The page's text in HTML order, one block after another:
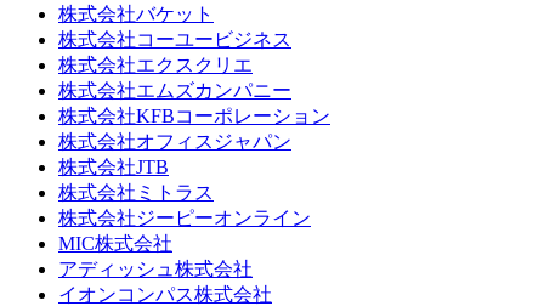
株式会社バケット
株式会社コーユービジネス
株式会社エクスクリエ
株式会社エムズカンパニー
株式会社KFBコーポレーション
株式会社オフィスジャパン
株式会社JTB
株式会社ミトラス
株式会社ジーピーオンライン
MIC株式会社
アディッシュ株式会社
イオンコンパス株式会社